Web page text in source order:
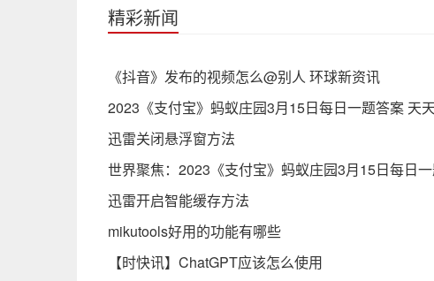
精彩新闻
《抖音》发布的视频怎么@别人 环球新资讯
2023《支付宝》蚂蚁庄园3月15日每日一题答案 天
迅雷关闭悬浮窗方法
世界聚焦：2023《支付宝》蚂蚁庄园3月15日每日
迅雷开启智能缓存方法
mikutools好用的功能有哪些
【时快讯】ChatGPT应该怎么使用